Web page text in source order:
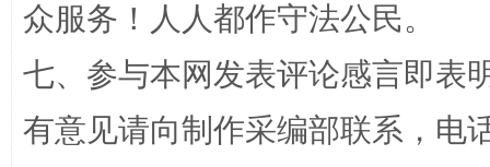
众服务！人人都作守法公民。
七、参与本网发表评论感言即表
有意见请向制作采编部联系，电